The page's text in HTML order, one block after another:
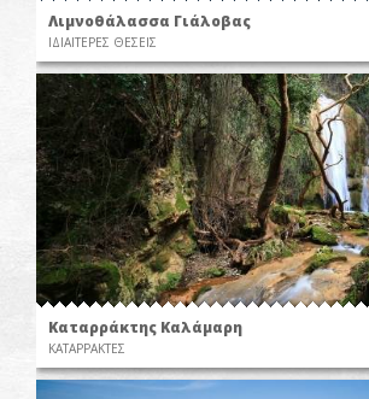
Λιμνοθάλασσα Γιάλοβας
ΙΔΙΑΙΤΕΡΕΣ ΘΕΣΕΙΣ
Καταρράκτης Καλάμαρη
ΚΑΤΑΡΡΑΚΤΕΣ